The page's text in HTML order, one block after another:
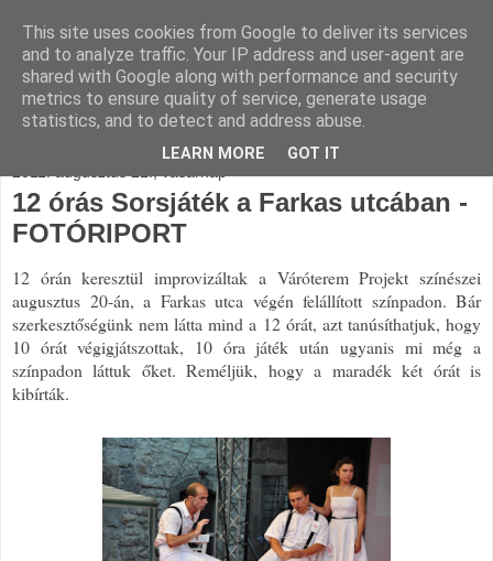
12 órás Sorsjáték a Farkas utcában -
FOTÓRIPORT
12 órán keresztül improvizáltak a Váróterem Projekt színészei
augusztus 20-án, a Farkas utca végén felállított színpadon. Bár
szerkesztőségünk nem látta mind a 12 órát, azt tanúsíthatjuk, hogy
10 órát végigjátszottak, 10 óra játék után ugyanis mi még a
színpadon láttuk őket. Reméljük, hogy a maradék két órát is
kibírták.
This site uses cookies from Google to deliver its services
and to analyze traffic. Your IP address and user-agent are
shared with Google along with performance and security
metrics to ensure quality of service, generate usage
statistics, and to detect and address abuse.
LEARN MORE GOT IT